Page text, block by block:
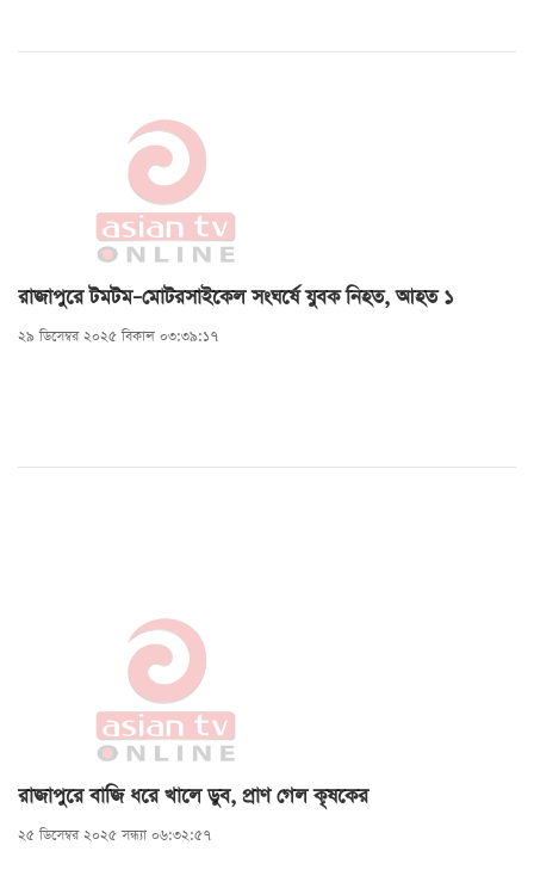
রাজাপুরে টমটম–মোটরসাইকেল সংঘর্ষে যুবক নিহত, আহত ১
২৯ ডিসেম্বর ২০২৫ বিকাল ০৩:৩৯:১৭
রাজাপুরে বাজি ধরে খালে ডুব, প্রাণ গেল কৃষকের
২৫ ডিসেম্বর ২০২৫ সন্ধ্যা ০৬:৩২:৫৭